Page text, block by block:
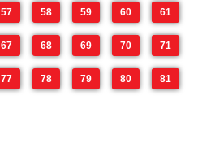
57 58 59 60 61
67 68 69 70 71
77 78 79 80 81